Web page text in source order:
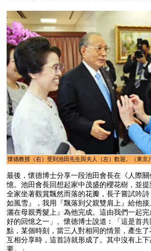
懷德教授（右）受到池田先生與夫人（左）歡迎。（東京
最後，懷德博士分享一段池田會長在《人際
憶。池田會長回想起家中茂盛的櫻花樹，並
全家坐著觀賞飄然而落的花瓣，長子嘗試吟
如風雪』，我用『飄落到父親雙肩上』給他
灑在母親秀髮上』為他完成。這由我們一起
好的回憶之一」。懷德博士說道︰「這是首
點，某個時刻，當三人對相同的情景，產生
互相分享時，這首詩就形成了。其中沒有上
要。」